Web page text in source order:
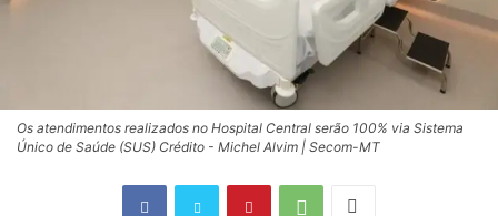
Os atendimentos realizados no Hospital Central serão 100% via Sistema
Único de Saúde (SUS) Crédito - Michel Alvim | Secom-MT